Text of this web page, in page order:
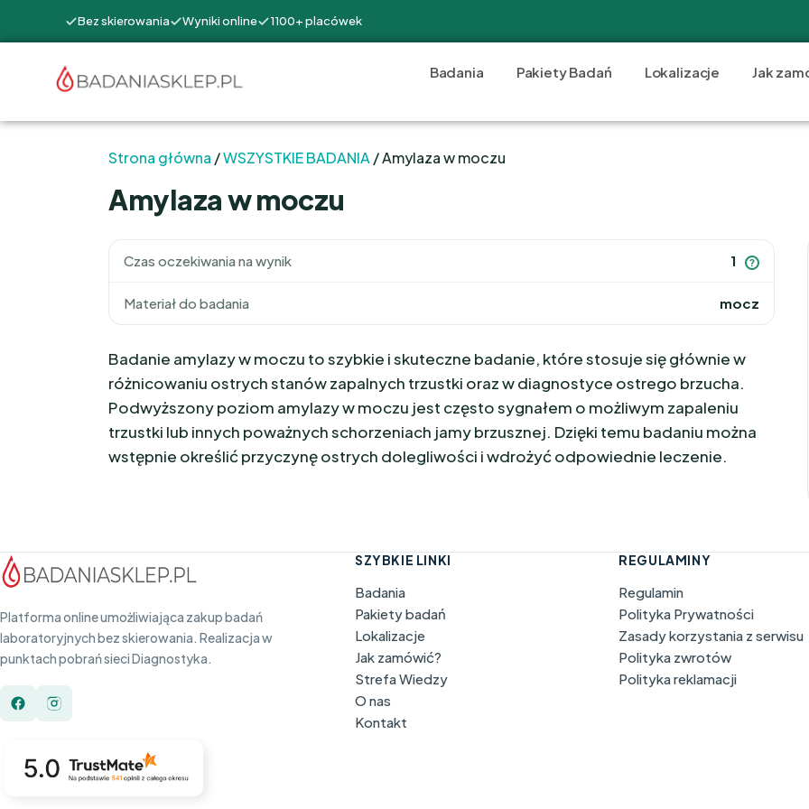
Bez skierowania Wyniki online 1100+ placówek
Badania Pakiety Badań Lokalizacje Jak
Strona główna /WSZYSTKIE BADANIA / Amylaza w moczu
Amylaza w moczu
Czas oczekiwania na wynik 1 ?
Materiał do badania mocz
Badanie amylazy w moczu to szybkie i skuteczne badanie, które stosuje się głównie w
różnicowaniu ostrych stanów zapalnych trzustki oraz w diagnostyce ostrego brzucha.
Podwyższony poziom amylazy w moczu jest często sygnałem o możliwym zapaleniu
trzustki lub innych poważnych schorzeniach jamy brzusznej. Dzięki temu badaniu można
wstępnie określić przyczynę ostrych dolegliwości i wdrożyć odpowiednie leczenie.
Platforma online umożliwiająca zakup badań
laboratoryjnych bez skierowania. Realizacja w
punktach pobrań sieci Diagnostyka.
SZYBKIE LINKI
Badania
Pakiety badań
Lokalizacje
Jak zamówić?
Strefa Wiedzy
O nas
Kontakt
REGULAMINY
Regulamin
Polityka Prywatności
Zasady korzystania z serwisu
Polityka zwrotów
Polityka reklamacji